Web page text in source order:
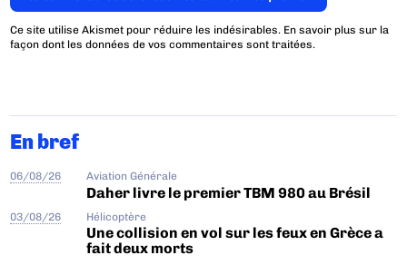
Ce site utilise Akismet pour réduire les indésirables. En savoir plus sur la
façon dont les données de vos commentaires sont traitées.
En bref
06/08/26 Aviation Générale
Daher livre le premier TBM 980 au Brésil
03/08/26 Hélicoptère
Une collision en vol sur les feux en Grèce a
fait deux morts